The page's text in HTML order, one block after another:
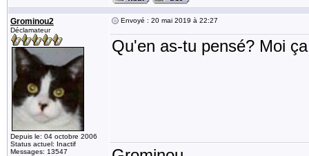
Grominou2
Déclamateur
Depuis le: 04 octobre 2006
Status actuel: Inactif
Messages: 13547
Envoyé : 20 mai 2019 à 22:27
Qu'en as-tu pensé? Moi